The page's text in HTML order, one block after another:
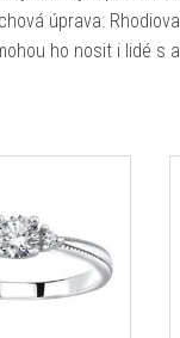
úprava:
ho nosit i lidé s